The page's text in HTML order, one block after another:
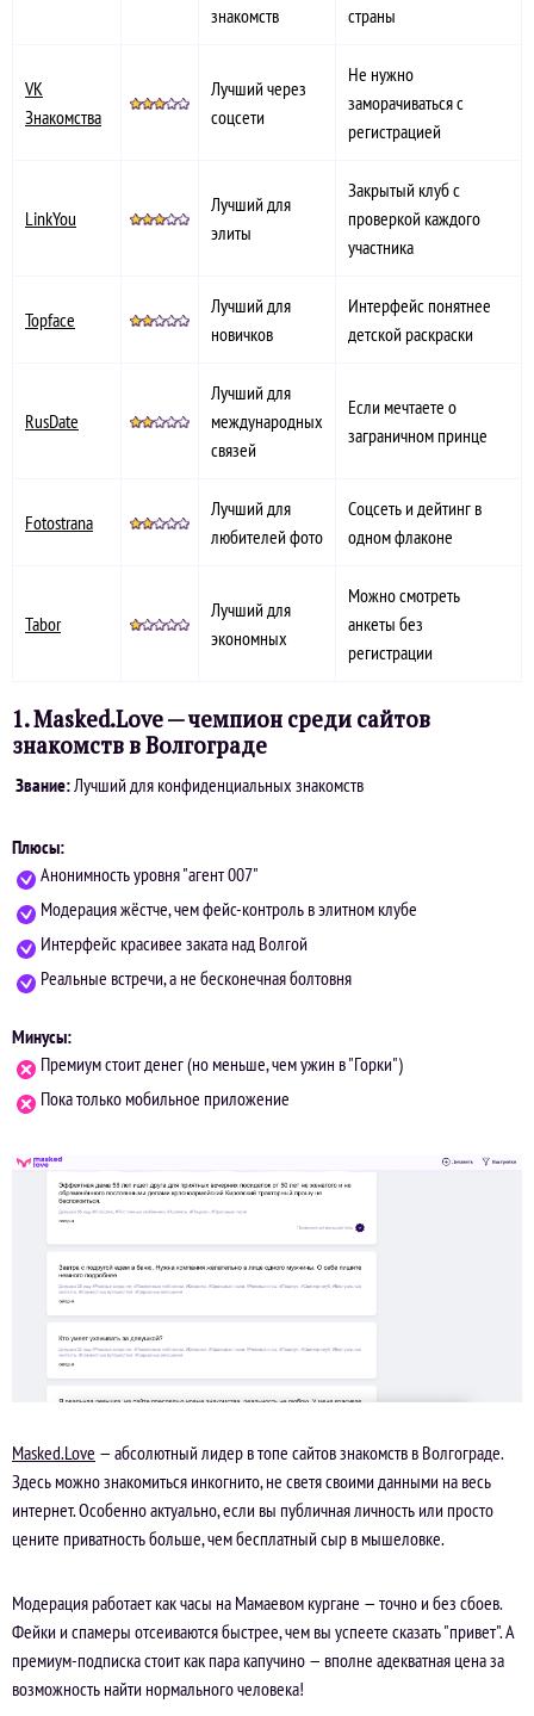
знакомств
страны
VK
Знакомства
Лучший через
соцсети
Не нужно
заморачиваться с
регистрацией
LinkYou
Лучший для
элиты
Закрытый клуб с
проверкой каждого
участника
Topface
Лучший для
новичков
Интерфейс понятнее
детской раскраски
RusDate
Лучший для
международных
связей
Если мечтаете о
заграничном принце
Fotostrana
Лучший для
любителей фото
Соцсеть и дейтинг в
одном флаконе
Tabor
Лучший для
экономных
Можно смотреть
анкеты без
регистрации
1. Masked.Love — чемпион среди сайтов
знакомств в Волгограде
Звание: Лучший для конфиденциальных знакомств
Плюсы:
Анонимность уровня "агент 007"
Модерация жёстче, чем фейс-контроль в элитном клубе
Интерфейс красивее заката над Волгой
Реальные встречи, а не бесконечная болтовня
Минусы:
Премиум стоит денег (но меньше, чем ужин в "Горки")
Пока только мобильное приложение
Masked.Love — абсолютный лидер в топе сайтов знакомств в Волгограде.
Здесь можно знакомиться инкогнито, не светя своими данными на весь
интернет. Особенно актуально, если вы публичная личность или просто
цените приватность больше, чем бесплатный сыр в мышеловке.
Модерация работает как часы на Мамаевом кургане — точно и без сбоев.
Фейки и спамеры отсеиваются быстрее, чем вы успеете сказать "привет". А
премиум-подписка стоит как пара капучино — вполне адекватная цена за
возможность найти нормального человека!